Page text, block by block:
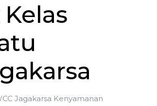
Jagakarsa Kenyamanan